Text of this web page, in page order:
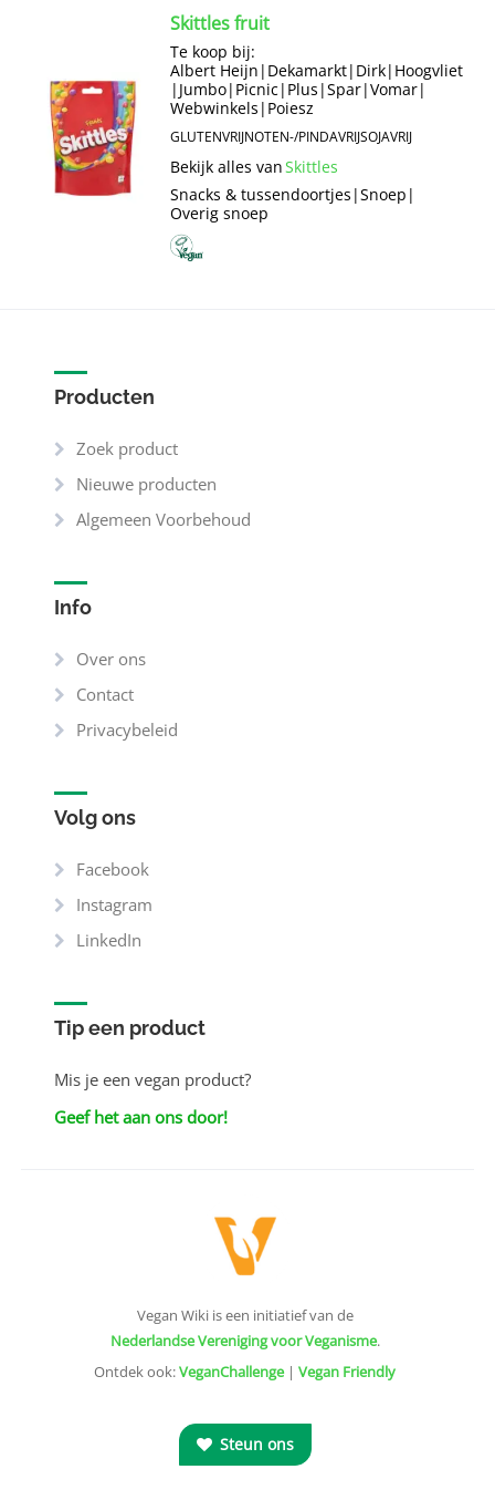
Skittles fruit
Te koop bij:
Albert Heijn | Dekamarkt| Dirk| Hoogvliet
| Jumbo| Picnic| Plus |Spar|Vomar|
Webwinkels | Poiesz
GLUTENVRIJNOTEN-/PINDAVRIJSOJAVRIJ
Bekijk alles vanSkittles
Snacks & tussendoortjes |Snoep |
Overig snoep
Producten
Zoek product
Nieuwe producten
Algemeen Voorbehoud
Info
Over ons
Contact
Privacybeleid
Volg ons
Facebook
Instagram
LinkedIn
Tip een product
Mis je een vegan product?
Geef het aan ons door!
Vegan Wiki is een initiatief van de
Nederlandse Vereniging voor Veganisme.
Ontdek ook:VeganChallenge| Vegan Friendly
Steun ons